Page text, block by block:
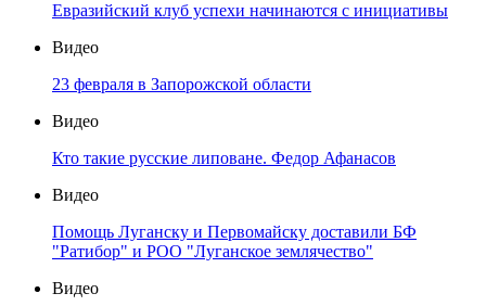
Евразийский клуб успехи начинаются с инициативы
Видео
23 февраля в Запорожской области
Видео
Кто такие русские липоване. Федор Афанасов
Видео
Помощь Луганску и Первомайску доставили БФ
"Ратибор" и РОО "Луганское землячество"
Видео